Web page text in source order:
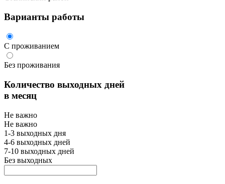
Варианты работы
С проживанием
Без проживания
Количество выходных дней
в месяц
Не важно
Не важно
1-3 выходных дня
4-6 выходных дней
7-10 выходных дней
Без выходных